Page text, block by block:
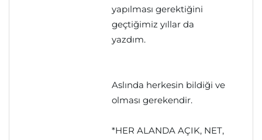
yapılması gerektiğini
geçtiğimiz yıllar da
yazdım.
Aslında herkesin bildiği ve
olması gerekendir.
*HER ALANDA AÇIK, NET,